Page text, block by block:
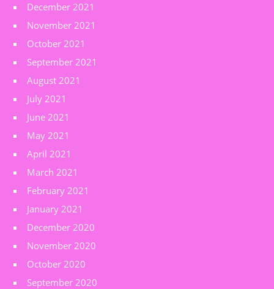
December 2021
November 2021
October 2021
September 2021
August 2021
July 2021
June 2021
May 2021
April 2021
March 2021
February 2021
January 2021
December 2020
November 2020
October 2020
September 2020